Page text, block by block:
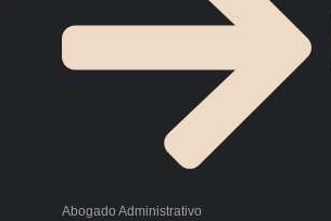
Abogado Administrativo